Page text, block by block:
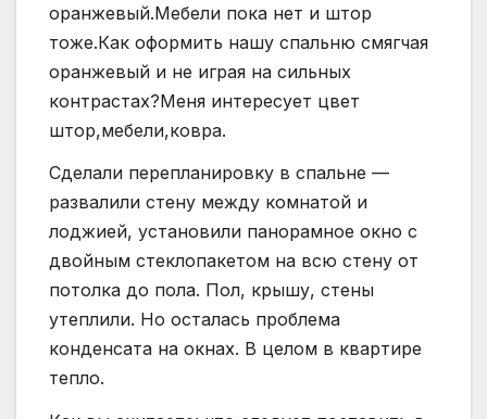
оранжевый.Мебели пока нет и штор
тоже.Как оформить нашу спальню смягчая
оранжевый и не играя на сильных
контрастах?Меня интересует цвет
штор,мебели,ковра.
Сделали перепланировку в спальне —
развалили стену между комнатой и
лоджией, установили панорамное окно с
двойным стеклопакетом на всю стену от
потолка до пола. Пол, крышу, стены
утеплили. Но осталась проблема
конденсата на окнах. В целом в квартире
тепло.